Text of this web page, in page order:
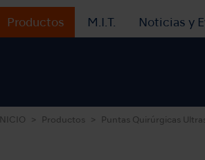
Productos M.I.T. Noticias y
INICIO Productos Puntas Quirúrgicas